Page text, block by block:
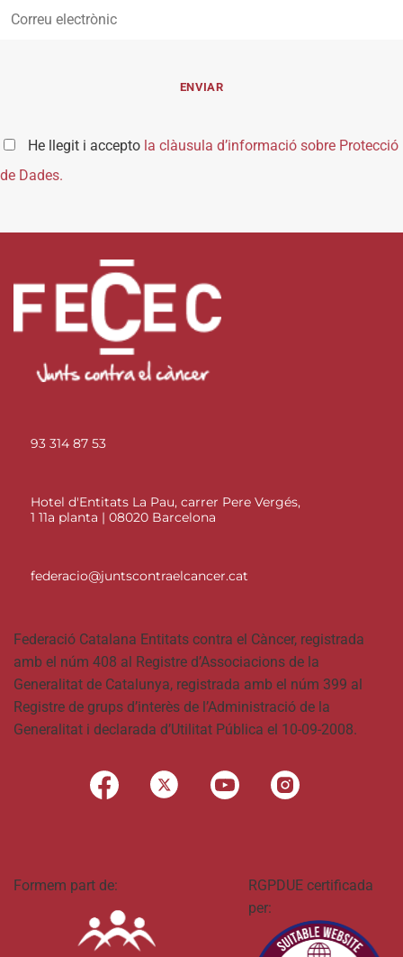
He llegit i accepto la clàusula d’informació sobre Protecció
de Dades.
93 314 87 53
Hotel d'Entitats La Pau, carrer Pere Vergés,
1 11a planta | 08020 Barcelona
federacio@juntscontraelcancer.cat
Federació Catalana Entitats contra el Càncer, registrada
amb el núm 408 al Registre d’Associacions de la
Generalitat de Catalunya, registrada amb el núm 399 al
Registre de grups d’interès de l’Administració de la
Generalitat i declarada d’Utilitat Pública el 10-09-2008.
Formem part de:
RGPDUE certificada
per: